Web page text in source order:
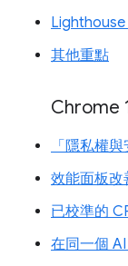
Lighthouse
其他重點
Chrome
「隱私權
效能面板改
已校準的
在同一個